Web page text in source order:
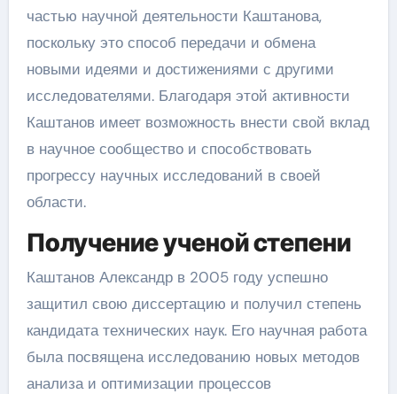
частью научной деятельности Каштанова,
поскольку это способ передачи и обмена
новыми идеями и достижениями с другими
исследователями. Благодаря этой активности
Каштанов имеет возможность внести свой вклад
в научное сообщество и способствовать
прогрессу научных исследований в своей
области.
Получение ученой степени
Каштанов Александр в 2005 году успешно
защитил свою диссертацию и получил степень
кандидата технических наук. Его научная работа
была посвящена исследованию новых методов
анализа и оптимизации процессов